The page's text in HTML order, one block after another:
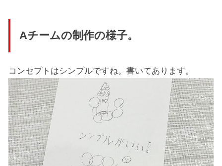
Aチームの制作の様子。
コンセプトはシンプルですね。書いてあります。